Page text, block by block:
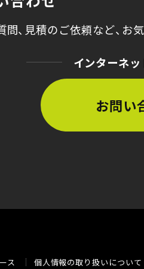
、 見積のご依頼など、 お
インターネ
お問い
ス 個人情報の取り扱いについて